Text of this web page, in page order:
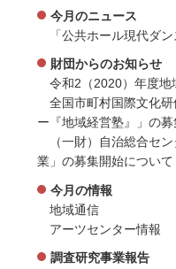
今月のニュース
「公共ホール現代ダン
財団からのお知らせ
令和2（2020）年度地
全国市町村国際文化研
ー『地域経営塾』」の
（一財）自治総合セン
業」の募集開始について
今月の情報
地域通信
アーツセンター情報
調査研究事業報告